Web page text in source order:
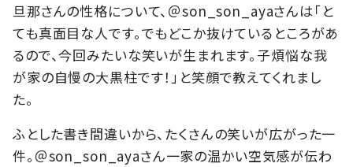
旦那さんの性格について、＠son_son_ayaさんは「と
ても真面目な人です。でもどこか抜けているところがあ
るので、今回みたいな笑いが生まれます。子煩悩な我
が家の自慢の大黒柱です！」と笑顔で教えてくれまし
た。
ふとした書き間違いから、たくさんの笑いが広がった一
件。＠son_son_ayaさん一家の温かい空気感が伝わ